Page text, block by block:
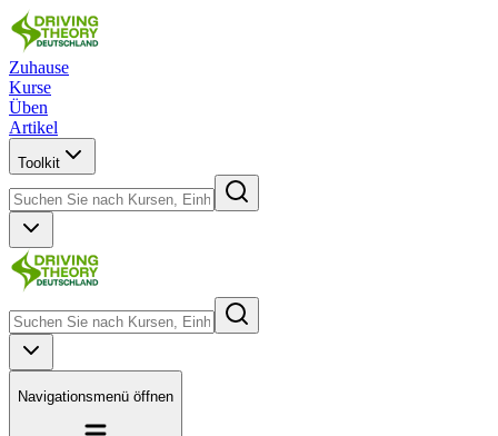
Zuhause
Kurse
Üben
Artikel
Toolkit
Navigationsmenü öffnen